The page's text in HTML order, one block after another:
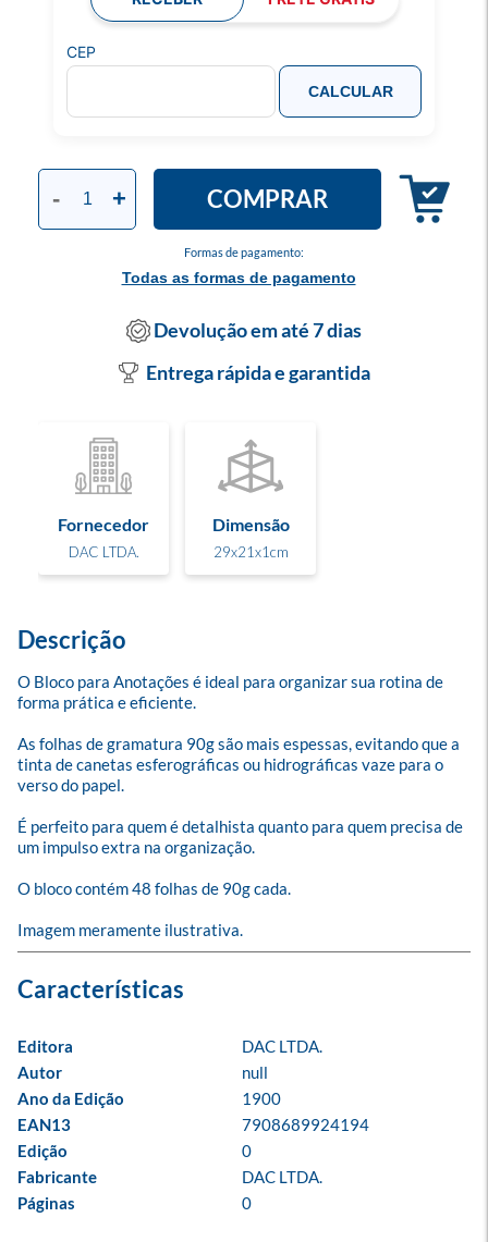
Formas de pagamento:
Todas as formas de pagamento
- + COMPRAR
CEP
CALCULAR
Devolução em até 7 dias
Entrega rápida e garantida
Fornecedor
DAC LTDA.
Dimensão
29x21x1cm
Descrição
O Bloco para Anotações é ideal para organizar sua rotina de
forma prática e eficiente.
As folhas de gramatura 90g são mais espessas, evitando que a
tinta de canetas esferográficas ou hidrográficas vaze para o
verso do papel.
É perfeito para quem é detalhista quanto para quem precisa de
um impulso extra na organização.
O bloco contém 48 folhas de 90g cada.
Imagem meramente ilustrativa.
Editora
DAC LTDA.
Autor
null
Ano da Edição
1900
EAN13
7908689924194
Edição
0
Fabricante
DAC LTDA.
Páginas
0